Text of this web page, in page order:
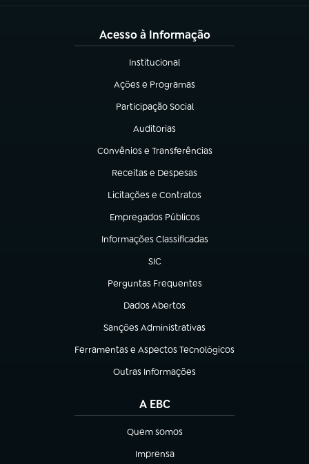
Acesso à Informação
Institucional
(abre em nova aba)
Ações e Programas
(abre em nova aba)
Participação Social
(abre em nova aba)
Auditorias
(abre em nova aba)
Convênios e Transferências
(abre em nova aba)
Receitas e Despesas
(abre em nova aba)
Licitações e Contratos
(abre em nova aba)
Empregados Públicos
(abre em nova aba)
Informações Classificadas
(abre em nova aba)
SIC
(abre em nova aba)
Perguntas Frequentes
(abre em nova aba)
Dados Abertos
(abre em nova aba)
Sanções Administrativas
(abre em nova aba)
Ferramentas e Aspectos Tecnológicos
(abre em nova aba)
Outras Informações
(abre em nova aba)
A EBC
Quem somos
(abre em nova aba)
Imprensa
(abre em nova aba)